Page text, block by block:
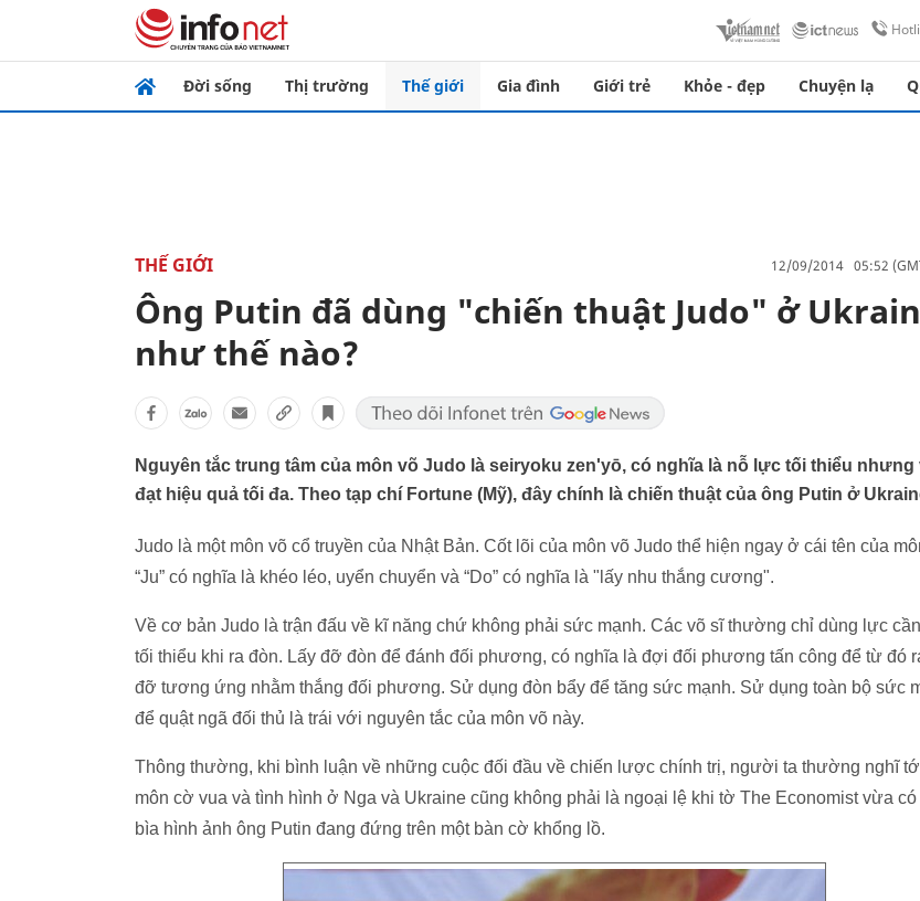
Đời sống Thị trường Thế giới Gia đình Giới trẻ Khỏe - đẹp Chuyện lạ
THẾ GIỚI 12/09/2014 05:52
Ông Putin đã dùng "chiến thuật Judo" ở
như thế nào?
Nguyên tắc trung tâm của môn võ Judo là seiryoku zen'yō, có nghĩa là nỗ lực tối thiểu nhưng
đạt hiệu quả tối đa. Theo tạp chí Fortune (Mỹ), đây chính là chiến thuật của ông Putin ở
Judo là một môn võ cổ truyền của Nhật Bản. Cốt lõi của môn võ Judo thể hiện ngay ở cái tên của
“Ju” có nghĩa là khéo léo, uyển chuyển và “Do” có nghĩa là "lấy nhu thắng cương".
Về cơ bản Judo là trận đấu về kĩ năng chứ không phải sức mạnh. Các võ sĩ thường chỉ dùng lực
tối thiểu khi ra đòn. Lấy đỡ đòn để đánh đối phương, có nghĩa là đợi đối phương tấn công để từ đó
đỡ tương ứng nhằm thắng đối phương. Sử dụng đòn bẩy để tăng sức mạnh. Sử dụng toàn bộ sức
để quật ngã đối thủ là trái với nguyên tắc của môn võ này.
Thông thường, khi bình luận về những cuộc đối đầu về chiến lược chính trị, người ta thường nghĩ
môn cờ vua và tình hình ở Nga và Ukraine cũng không phải là ngoại lệ khi tờ The Economist vừa có
bìa hình ảnh ông Putin đang đứng trên một bàn cờ khổng lồ.